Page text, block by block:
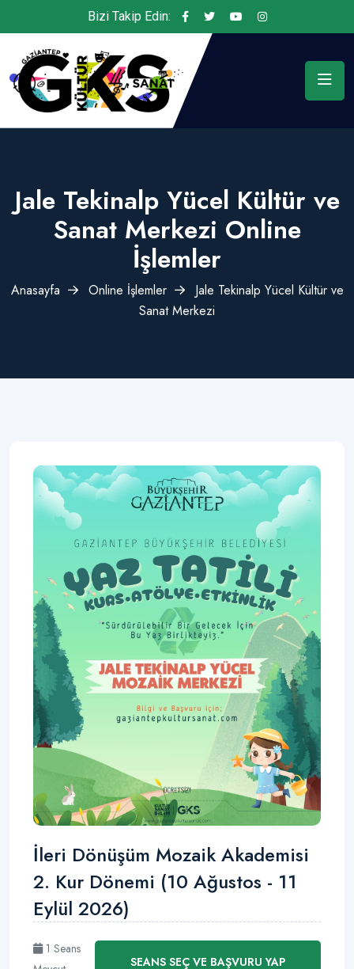
Bizi Takip Edin:
Jale Tekinalp Yücel Kültür ve
Sanat Merkezi Online
İşlemler
Anasayfa Online İşlemler
Jale Tekinalp Yücel Kültür ve
Sanat Merkezi
İleri Dönüşüm Mozaik Akademisi
2. Kur Dönemi (10 Ağustos - 11
Eylül 2026)
1 Seans
SEANS SEÇ VE BAŞVURU YAP